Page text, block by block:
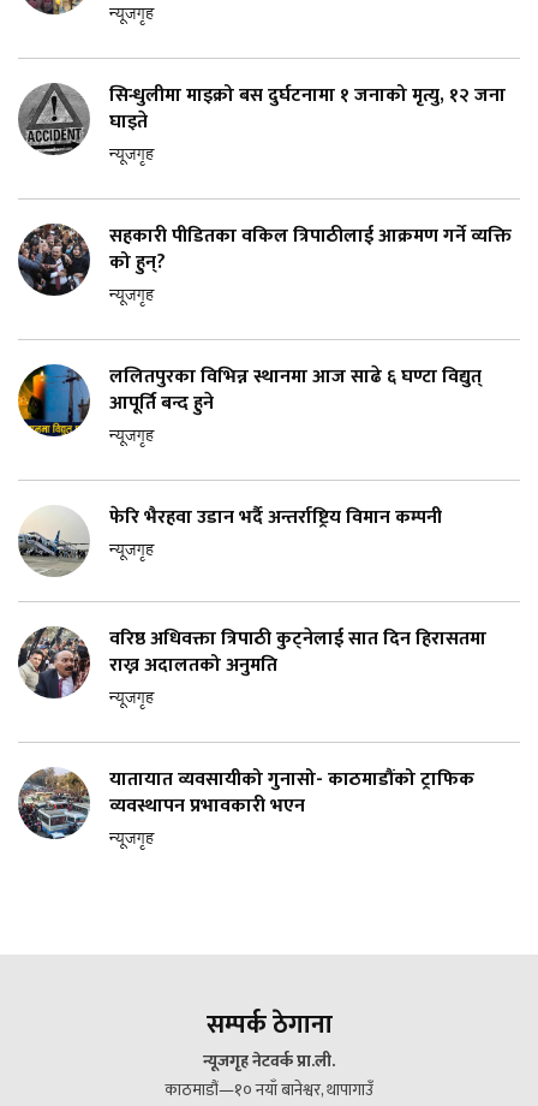
न्यूजगृह
सिन्धुलीमा माइक्रो बस दुर्घटनामा १ जनाको मृत्यु, १२ जना
घाइते
न्यूजगृह
सहकारी पीडितका वकिल त्रिपाठीलाई आक्रमण गर्ने व्यक्ति
को हुन्?
न्यूजगृह
ललितपुरका विभिन्न स्थानमा आज साढे ६ घण्टा विद्युत्
आपूर्ति बन्द हुने
न्यूजगृह
फेरि भैरहवा उडान भर्दै अन्तर्राष्ट्रिय विमान कम्पनी
न्यूजगृह
वरिष्ठ अधिवक्ता त्रिपाठी कुट्नेलाई सात दिन हिरासतमा
राख्न अदालतको अनुमति
न्यूजगृह
यातायात व्यवसायीको गुनासो- काठमाडौंको ट्राफिक
व्यवस्थापन प्रभावकारी भएन
न्यूजगृह
सम्पर्क ठेगाना
न्यूजगृह नेटवर्क प्रा.ली.
काठमाडौं—१० नयाँ बानेश्वर, थापागाउँ